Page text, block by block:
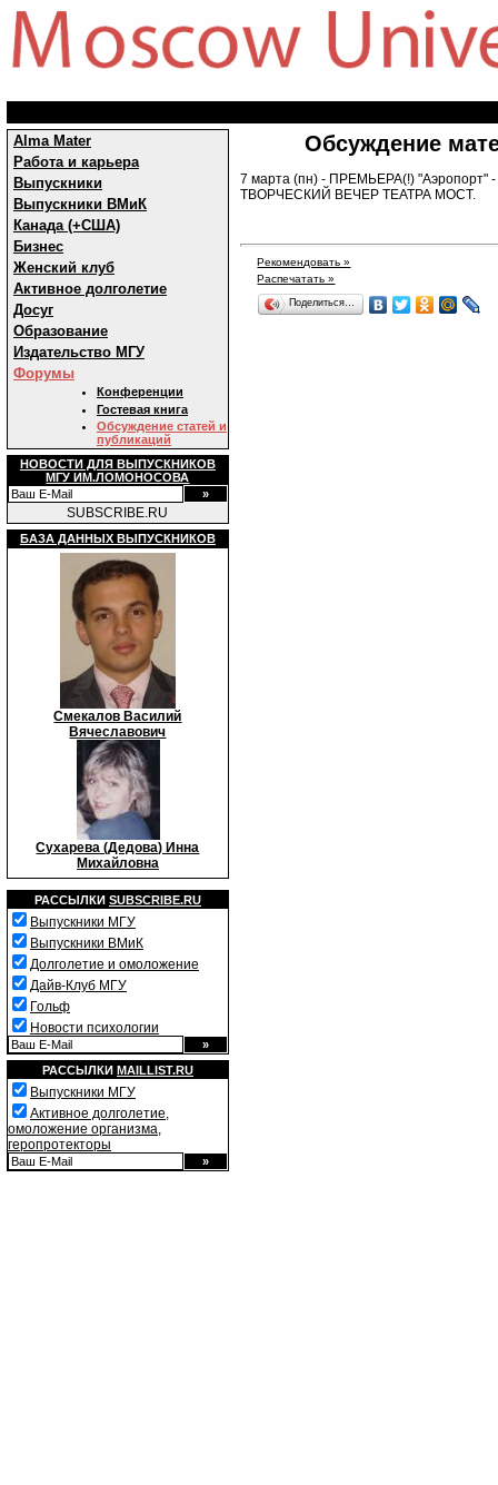
Alma Mater
Работа и карьера
Выпускники
Выпускники ВМиК
Канада (+США)
Бизнес
Женский клуб
Активное долголетие
Досуг
Образование
Издательство МГУ
Форумы
Конференции
Гостевая книга
Обсуждение статей и
публикаций
НОВОСТИ ДЛЯ ВЫПУСКНИКОВ
МГУ ИМ.ЛОМОНОСОВА
SUBSCRIBE.RU
БАЗА ДАННЫХ ВЫПУСКНИКОВ
Смекалов Василий
Вячеславович
Сухарева (Дедова) Инна
Михайловна
РАССЫЛКИ SUBSCRIBE.RU
Выпускники МГУ
Выпускники ВМиК
Долголетие и омоложение
Дайв-Клуб МГУ
Гольф
Новости психологии
РАССЫЛКИ MAILLIST.RU
Выпускники МГУ
Активное долголетие,
омоложение организма,
геропротекторы
Обсуждение
7 марта (пн) - ПРЕМЬЕРА(!) "Аэропорт" -
ТВОРЧЕСКИЙ ВЕЧЕР ТЕАТРА МОСТ.
Рекомендовать »
Распечатать »
Поделиться…